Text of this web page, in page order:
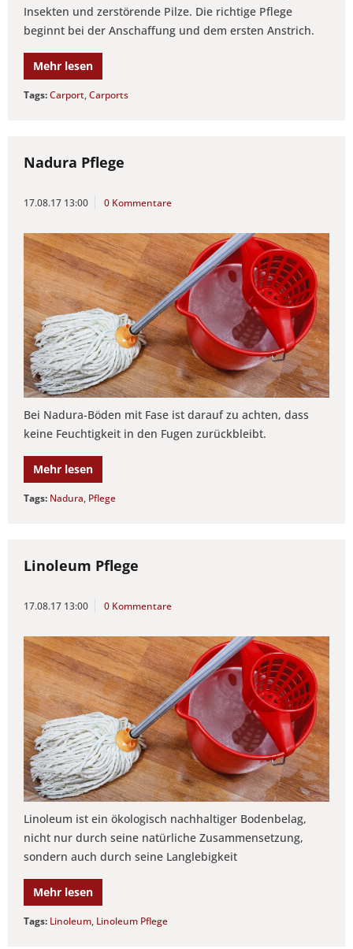
Insekten und zerstörende Pilze. Die richtige Pflege
beginnt bei der Anschaffung und dem ersten Anstrich.
Mehr lesen
Tags:Carport,Carports
Nadura Pflege
17.08.17 13:00 0 Kommentare
Bei Nadura-Böden mit Fase ist darauf zu achten, dass
keine Feuchtigkeit in den Fugen zurückbleibt.
Mehr lesen
Tags: Nadura, Pflege
Linoleum Pflege
17.08.17 13:00 0 Kommentare
Linoleum ist ein ökologisch nachhaltiger Bodenbelag,
nicht nur durch seine natürliche Zusammensetzung,
sondern auch durch seine Langlebigkeit
Mehr lesen
Tags: Linoleum, Linoleum Pflege